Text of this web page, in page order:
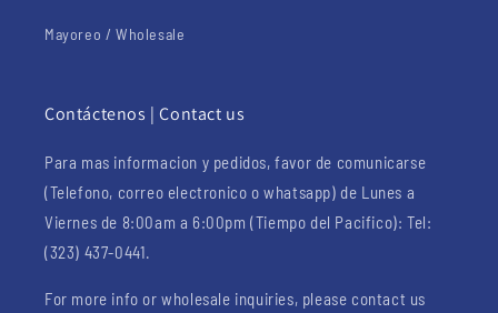
Mayoreo / Wholesale
Contáctenos | Contact us
Para mas informacion y pedidos, favor de comunicarse
(Telefono, correo electronico o whatsapp) de Lunes a
Viernes de 8:00am a 6:00pm (Tiempo del Pacifico): Tel:
(323) 437-0441.
For more info or wholesale inquiries, please contact us